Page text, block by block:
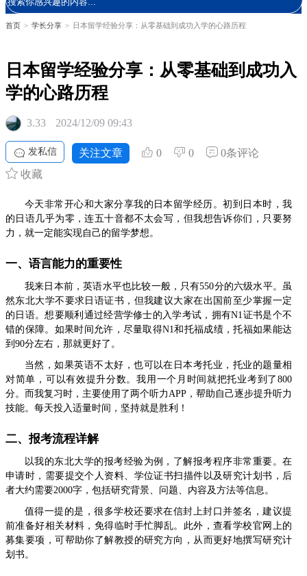
首页 > 学长分享 > 日本留学经验分享：从零基础到成功入学的心路历程
日本留学经验分享：从零基础到成功入
学的心路历程
3.33 2024/12/09 09:43
发私信 关注文章 0 0
0条评论
收藏
今天非常开心和大家分享我的日本留学经历。初到日本时，我
的日语几乎为零，连五十音都不太会写，但我想告诉你们，只要努
力，就一定能实现自己的留学梦想。
一、语言能力的重要性
我来日本前，英语水平也比较一般，只有550分的六级水平。虽
然东北大学不要求日语证书，但我建议大家在出国前至少掌握一定
的日语。想要顺利通过经营学修士的入学考试，拥有N1证书是个不
错的保障。如果时间允许，尽量取得N1和托福成绩，托福如果能达
到90分左右，那就更好了。
当然，如果英语不太好，也可以在日本考托业，托业的题量相
对简单，可以有效提升分数。我用一个月时间就把托业考到了800
分。而我复习时，主要使用了两个听力APP，帮助自己逐步提升听力
技能。每天投入适量时间，坚持就是胜利！
二、报考流程详解
以我的东北大学的报考经验为例，了解报考程序非常重要。在
申请时，需要提交个人资料、学位证书扫描件以及研究计划书，后
者大约需要2000字，包括研究背景、问题、内容及方法等信息。
值得一提的是，很多学校还要求在信封上封口并签名，建议提
前准备好相关材料，免得临时手忙脚乱。此外，查看学校官网上的
募集要项，可帮助你了解教授的研究方向，从而更好地撰写研究计
划书。